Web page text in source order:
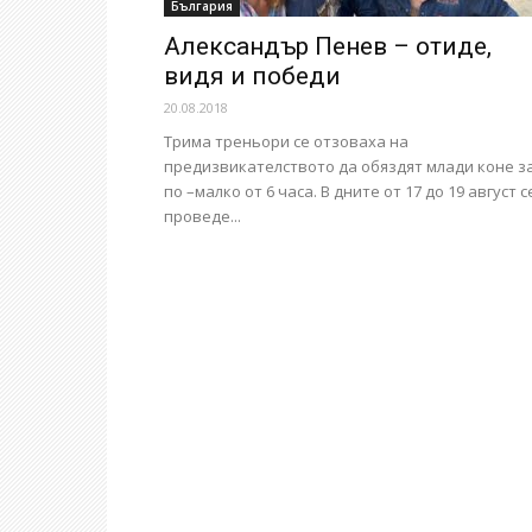
България
Александър Пенев – отиде,
видя и победи
20.08.2018
Трима треньори се отзоваха на
предизвикателството да обяздят млади коне
по –малко от 6 часа. В дните от 17 до 19 август
проведе...